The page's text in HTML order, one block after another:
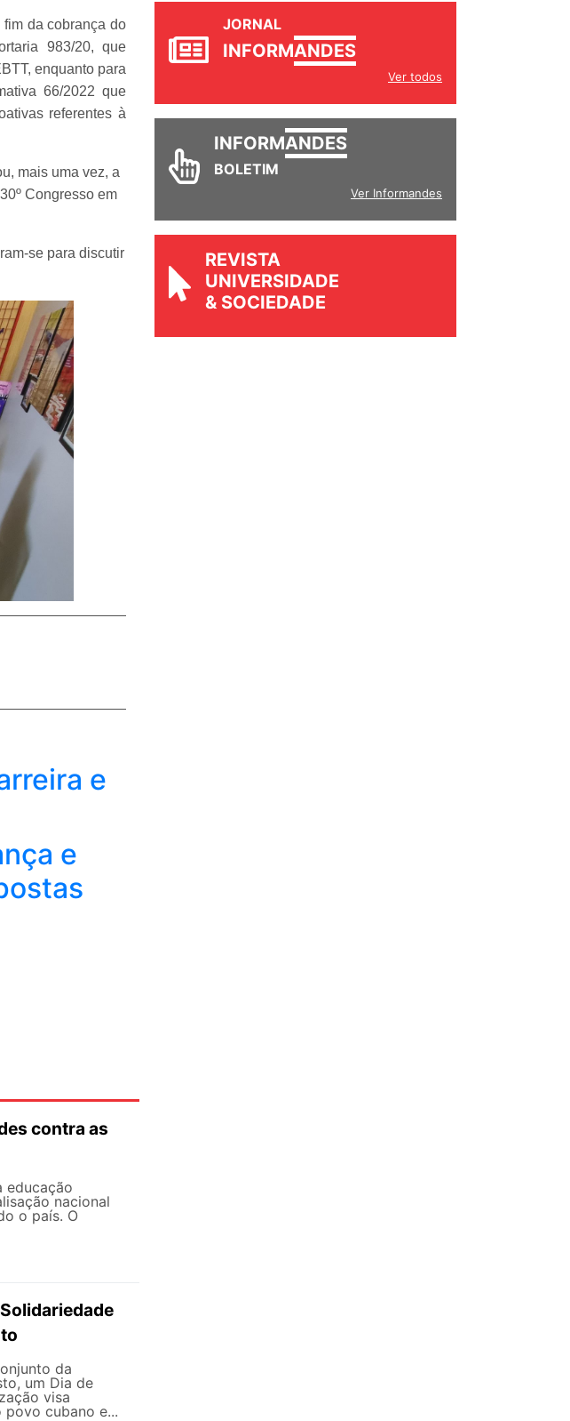
da cobrança do
983/20, que
enquanto para
66/2022 que
referentes à
mais uma vez, a
Congresso em
se para discutir
e
e
contra as
educação
nacional
o país. O
da
um Dia de
visa
cubano e...
JORNAL
INFORMANDES
Ver todos
INFORMANDES
BOLETIM
Ver Informandes
REVISTA
UNIVERSIDADE
& SOCIEDADE